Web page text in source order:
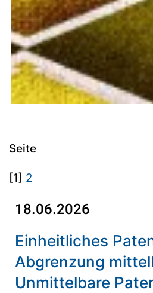
Seite
[1] 2
18.06.2026
Einheitliches
Abgrenzung
Unmittelbare